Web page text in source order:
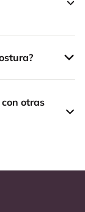
con otras